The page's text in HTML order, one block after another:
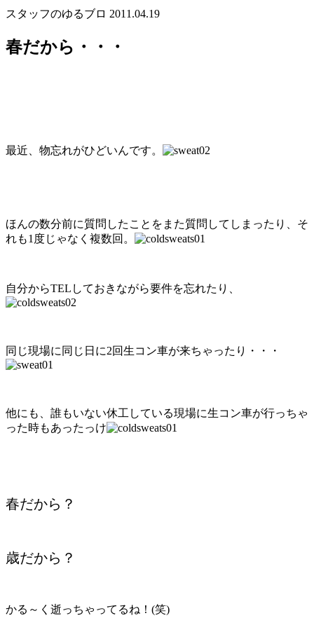
スタッフのゆるブロ 2011.04.19
春だから・・・
最近、物忘れがひどいんです。
ほんの数分前に質問したことをまた質問してしまったり、そ
れも1度じゃなく複数回。
自分からTELしておきながら要件を忘れたり、
同じ現場に同じ日に2回生コン車が来ちゃったり・・・
他にも、誰もいない休工している現場に生コン車が行っちゃ
った時もあったっけ
春だから？
歳だから？
かる～く逝っちゃってるね！(笑)